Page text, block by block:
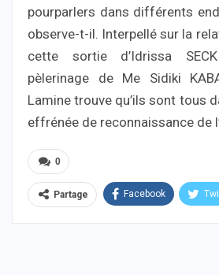
pourparlers dans différents
observe-t-il. Interpellé sur la
cette sortie d’Idrissa
pèlerinage de Me Sidiki
Lamine trouve qu’ils sont tous
effrénée de reconnaissance de
0
Partage Facebook